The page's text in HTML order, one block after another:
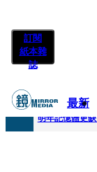
訂閱
紙本雜
誌
最新
快訊
明年記憶體更